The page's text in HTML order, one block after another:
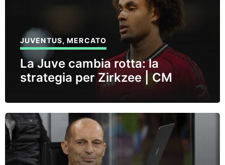
JUVENTUS,MERCATO
La Juve cambia rotta: la
strategia per Zirkzee | CM